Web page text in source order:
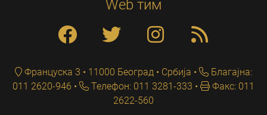
Web тим
Француска 3 • 11000 Београд • Србија
Благајна:
011 2620-946
Телефон: 011 3281-333
Факс: 011
2622-560